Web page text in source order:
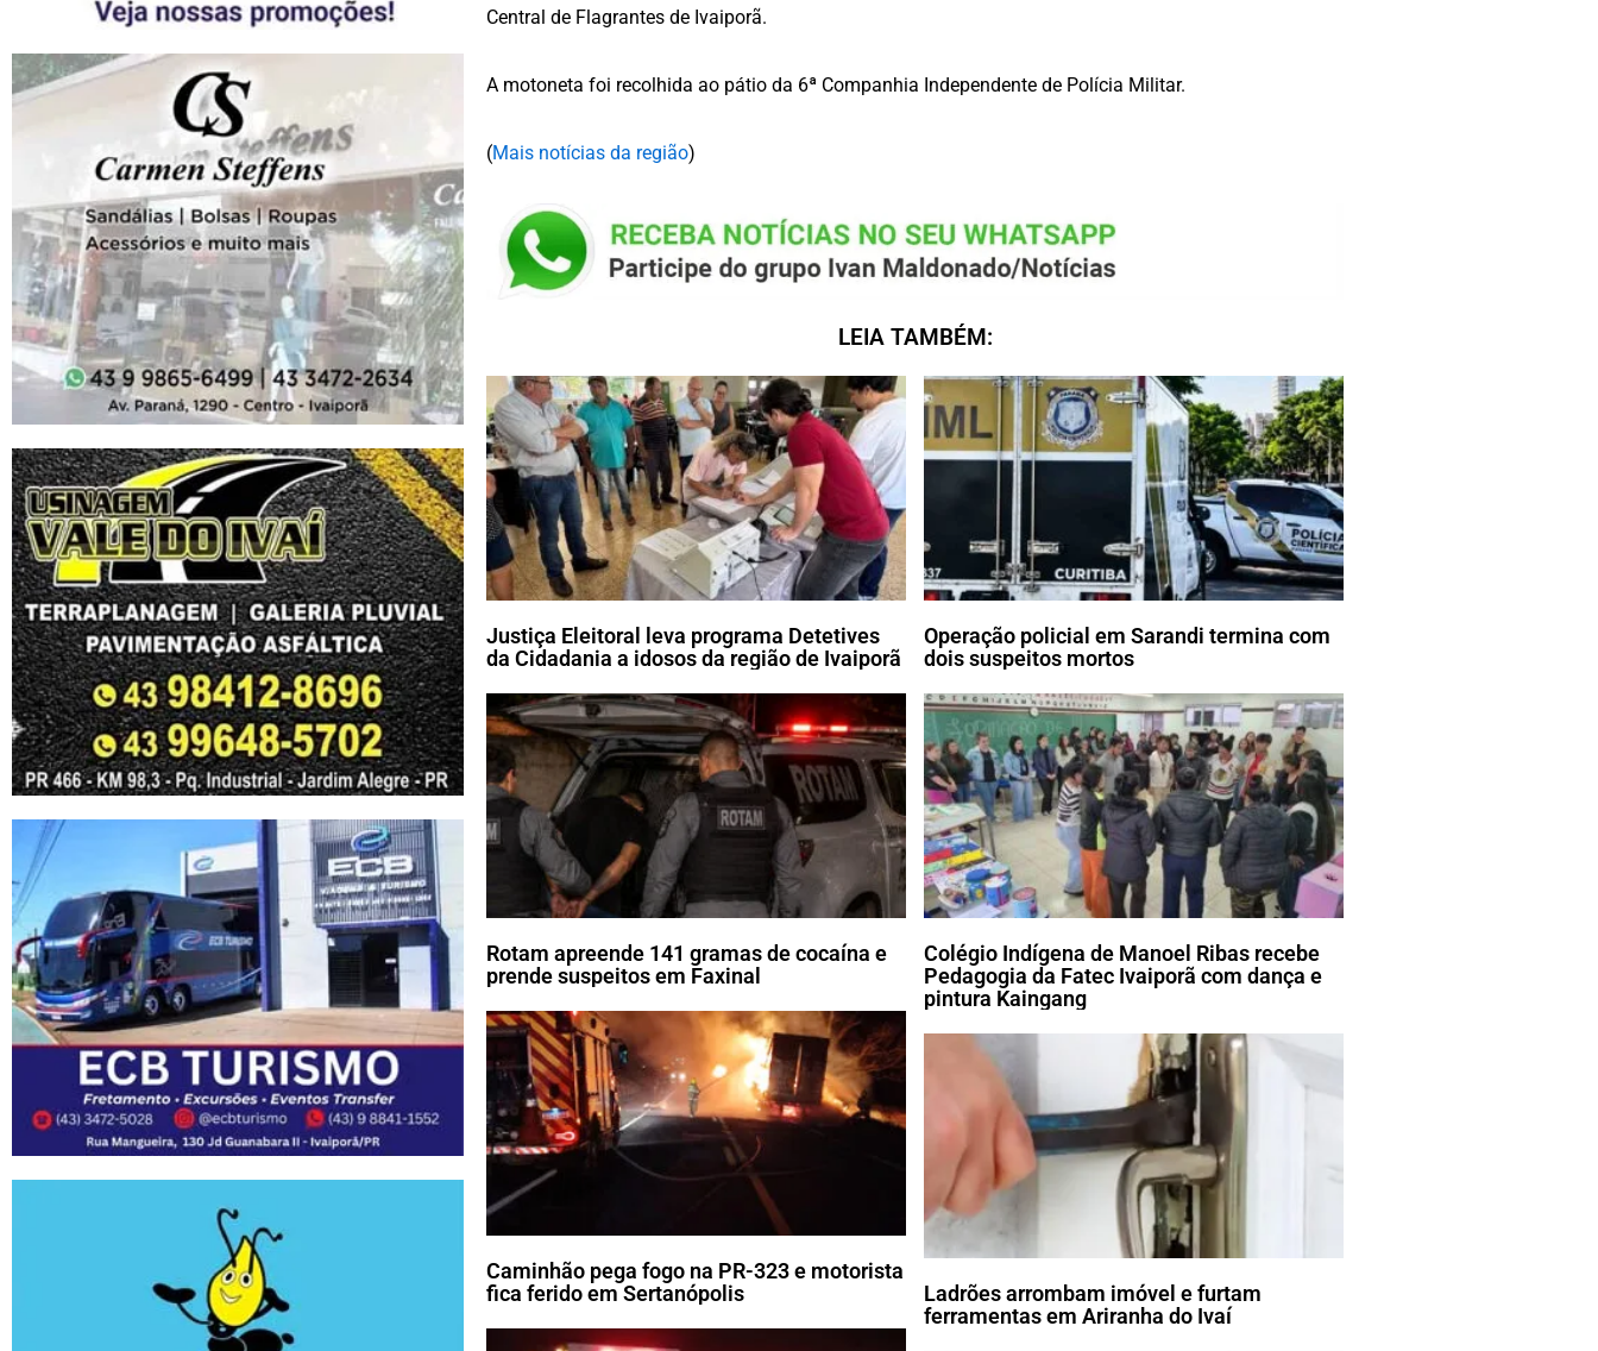
Central de Flagrantes de Ivaiporã.
A motoneta foi recolhida ao pátio da 6ª Companhia Independente de Polícia Militar.
(Mais notícias da região)
LEIA TAMBÉM:
Justiça Eleitoral leva programa Detetives
da Cidadania a idosos da região de Ivaiporã
Operação policial em Sarandi termina com
dois suspeitos mortos
Rotam apreende 141 gramas de cocaína e
prende suspeitos em Faxinal
Colégio Indígena de Manoel Ribas recebe
Pedagogia da Fatec Ivaiporã com dança e
pintura Kaingang
Caminhão pega fogo na PR-323 e motorista
fica ferido em Sertanópolis
Ladrões arrombam imóvel e furtam
ferramentas em Ariranha do Ivaí